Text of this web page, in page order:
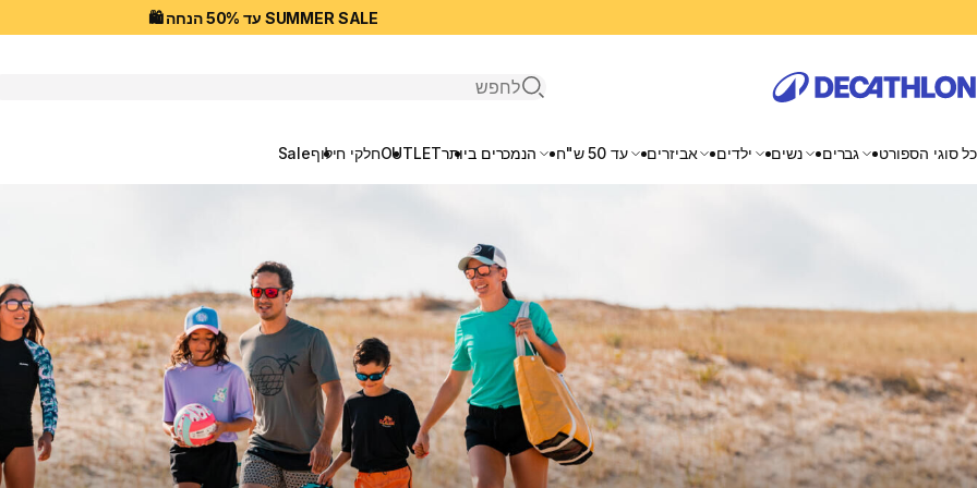
SUMMER SALE עד 50% הנחה 🛍️
פתיחת חיפוש
כל סוגי הספורט גברים נשים ילדים אביזרים עד 50 ש"ח הנמכרים ביותרOUTLETחלקי חילוףSale